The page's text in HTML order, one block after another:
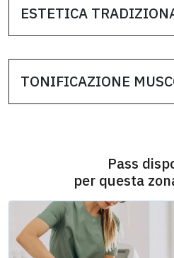
ESTETICA
TONIFICAZIONE
Pass
per questa